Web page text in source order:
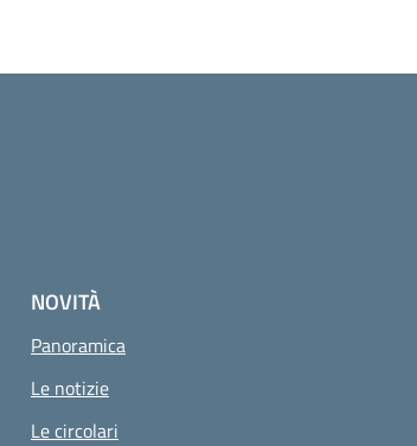
NOVITÀ
Panoramica
Le notizie
Le circolari